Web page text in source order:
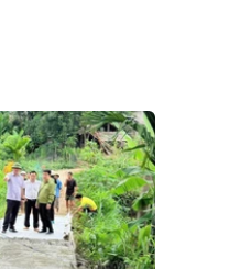
Xã Chế Tạo
Xã Nậm Có
Xã Cát Thịnh